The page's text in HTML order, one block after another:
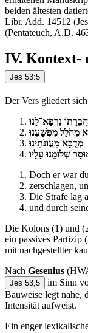
beiden ältesten
Libr. Add. 14512
(Pentateuch, A.D.
IV. Kontext-
Jes 53:5
Der Vers gliedert
נִרְפָּא־לָנוּ
מְחֹלָל מִפְּשָׁעֵנוּ
מְדֻכָּא מֵעֲוֹנֹתֵינוּ
שְׁלוֹמֵנוּ עָלָיו
Doch er war
zerschlagen,
Die Strafe lag
und durch
Die Kolons (1) und
ein passives Partizip (
mit nachgestellter
Nach Gesenius
Jes 53,5
im Sinn
Bauweise legt nahe,
Intensität aufweist.
Ein enger